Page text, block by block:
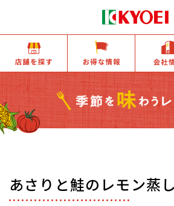
店舗を探す お得な情報
あさりと鮭のレモン蒸し